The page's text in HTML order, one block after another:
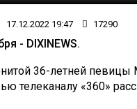
17.12.2022 19:47 17290
- DIXINEWS.
36-летней певицы
телеканалу «360»